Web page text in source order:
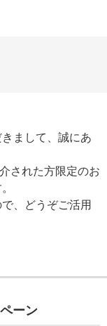
まして、誠にあ
された方限定のお
、どうぞご活用
ーン